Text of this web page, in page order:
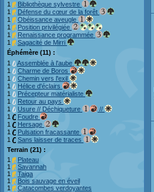
1
Bibliothèque sylvestre
1
Défense du cœur de la forêt
1
Obéissance aveugle
1
Position privilégiée
1
Renaissance programmée
1
Sagacité de Mirri
Éphémère (11) :
1
Assemblée à l'aube
1
Charme de Boros
1
Chemin vers l'exil
1
Hélice d'éclairs
1
Précepteur matérialiste
1
Retour au pays
1
Usure // Déchiqueture
//
1
Foudre
1
Hersage
1
Pulsation fracassante
1
Sans laisser de traces
Terrain (21) :
1
Plateau
1
Savannah
1
Taiga
1
Bois sauvage en éveil
1
Catacombes verdoyantes